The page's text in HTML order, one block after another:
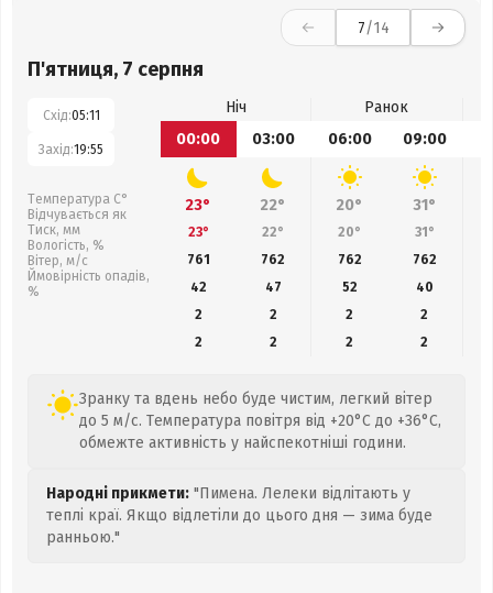
7/14
П'ятниця, 7 серпня
Схід:05:11
Захід:19:55
Температура С°
Відчувається як
Тиск, мм
Вологість, %
Вітер, м/с
Ймовірність опадів,
%
Ніч
Ранок
00:00
03:00 06:00 09:00
23° 22° 20° 31°
23° 22° 20° 31°
761
762 762 762
42
47 52 40
2
2 2
2
2
2 2 2
Зранку та вдень небо буде чистим, легкий вітер
до 5 м/с. Температура повітря від +20°C до +36°C,
обмежте активність у найспекотніші години.
Народні прикмети: "Пимена. Лелеки відлітають у
теплі краї. Якщо відлетіли до цього дня — зима буде
ранньою."